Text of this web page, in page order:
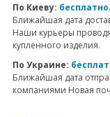
По Киеву: бесплатно.
Ближайшая дата
Наши курьеры
купленного изделия.
По Украине:
Ближайшая дата
компаниями Новая